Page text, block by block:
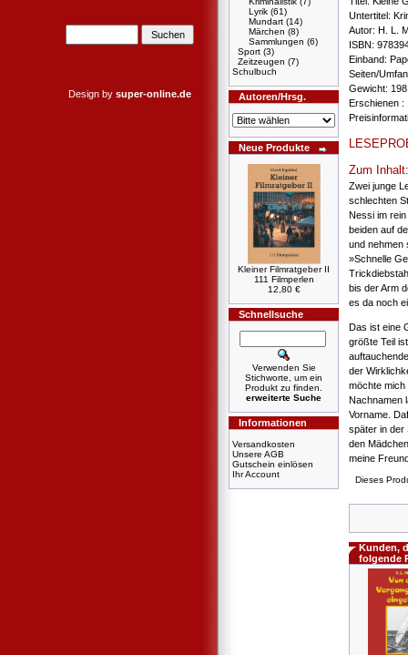
Design by super-online.de
Lyrik (61)
Mundart (14)
Märchen (8)
Sammlungen (6)
Sport (3)
Zeitzeugen (7)
Schulbuch
Autoren/Hrsg.
Neue Produkte
Kleiner Filmratgeber II
111 Filmperlen
12,80 €
Schnellsuche
Verwenden Sie
Stichworte, um ein
Produkt zu finden.
erweiterte Suche
Informationen
Versandkosten
Unsere AGB
Gutschein einlösen
Ihr Account
Untertitel:
Autor: H. L.
ISBN:
Einband:
Seiten/
Gewicht:
Erschienen :
Zum Inhalt:
Zwei junge
schlechten
Nessi im
beiden auf
und nehmen
»Schnelle
bis der Arm
es da noch
Das ist eine
größte Teil
der
möchte mich
Nachnamen
Vorname.
später in der
den
meine
Dieses
Kunden,
folgende